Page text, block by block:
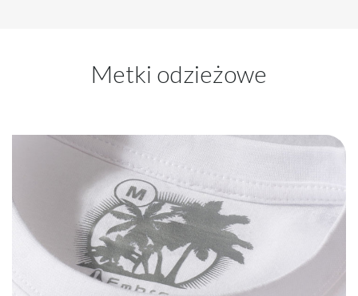
Metki odzieżowe